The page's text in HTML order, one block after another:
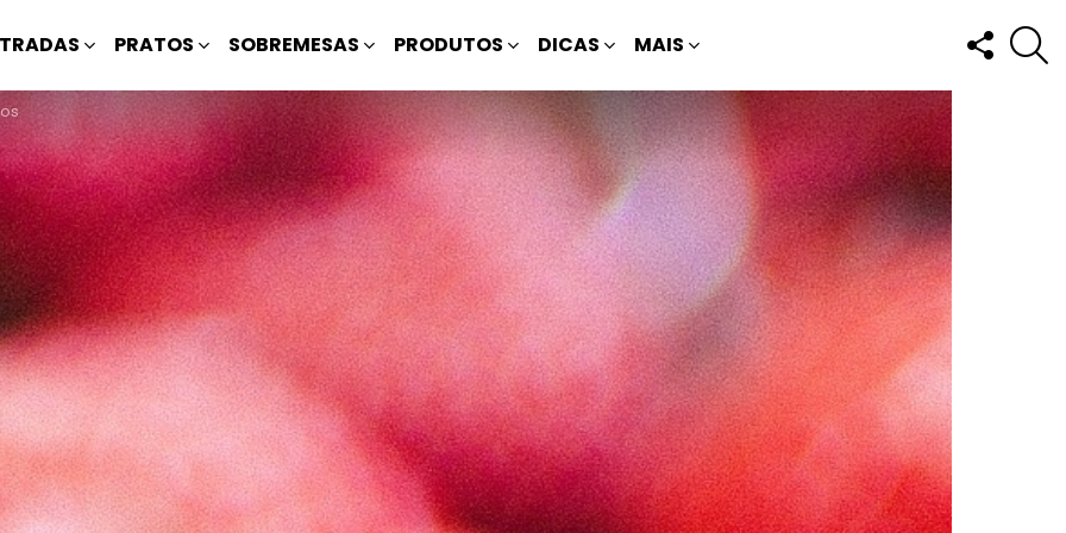
PRATOS SOBREMESAS PRODUTOS DICAS MAIS
FOLLOW
US